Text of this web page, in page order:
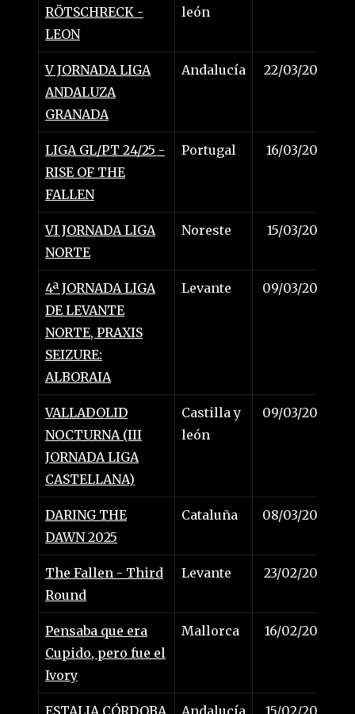
RÖTSCHRECK -
LEON
león
V JORNADA LIGA
ANDALUZA
GRANADA
Andalucía 22/03/2025
LIGA GL/PT 24/25 -
RISE OF THE
FALLEN
Portugal 16/03/2025
VI JORNADA LIGA
NORTE
Noreste 15/03/2025
4ª JORNADA LIGA
DE LEVANTE
NORTE, PRAXIS
SEIZURE:
ALBORAIA
Levante 09/03/2025
VALLADOLID
NOCTURNA (III
JORNADA LIGA
CASTELLANA)
Castilla y
león
09/03/2025
DARING THE
DAWN 2025
Cataluña 08/03/2025
The Fallen - Third
Round
Levante 23/02/2025
Pensaba que era
Cupido, pero fue el
Ivory
Mallorca 16/02/2025
ESTALIA CÓRDOBA Andalucía 15/02/2025